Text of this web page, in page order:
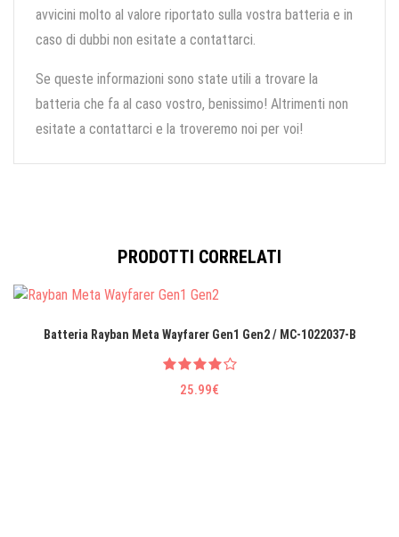
avvicini molto al valore riportato sulla vostra batteria e in
caso di dubbi non esitate a contattarci.
Se queste informazioni sono state utili a trovare la
batteria che fa al caso vostro, benissimo! Altrimenti non
esitate a contattarci e la troveremo noi per voi!
PRODOTTI CORRELATI
Batteria Rayban Meta Wayfarer Gen1 Gen2 / MC-1022037-B
25.99€